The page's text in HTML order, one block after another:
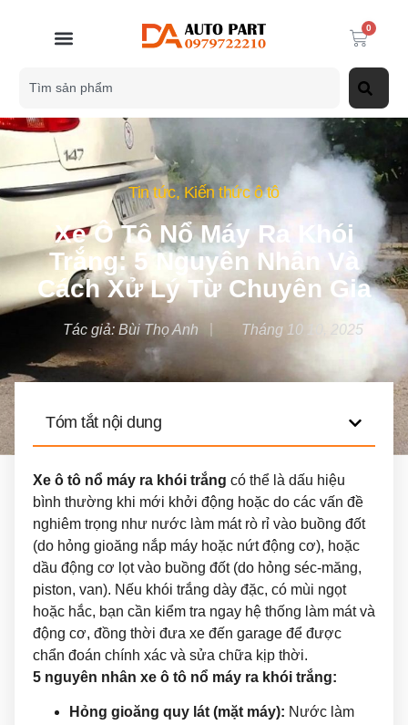
0
Tin tức, Kiến thức ô tô
Xe Ô Tô Nổ Máy Ra Khói
Trắng: 5 Nguyên Nhân Và
Cách Xử Lý Từ Chuyên Gia
Tác giả: Bùi Thọ Anh Tháng 10 10, 2025
Tóm tắt nội dung
Xe ô tô nổ máy ra khói trắng có thể là dấu hiệu
bình thường khi mới khởi động hoặc do các vấn đề
nghiêm trọng như nước làm mát rò rỉ vào buồng đốt
(do hỏng gioăng nắp máy hoặc nứt động cơ), hoặc
dầu động cơ lọt vào buồng đốt (do hỏng séc-măng,
piston, van). Nếu khói trắng dày đặc, có mùi ngọt
hoặc hắc, bạn cần kiểm tra ngay hệ thống làm mát và
động cơ, đồng thời đưa xe đến garage để được
chẩn đoán chính xác và sửa chữa kịp thời.
5 nguyên nhân xe ô tô nổ máy ra khói trắng:
Hỏng gioăng quy lát (mặt máy): Nước làm